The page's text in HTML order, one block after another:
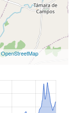
OpenStreetMap